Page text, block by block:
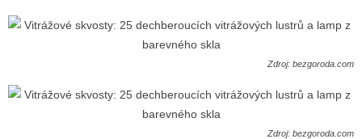
Zdroj: bezgoroda.com
Zdroj: bezgoroda.com